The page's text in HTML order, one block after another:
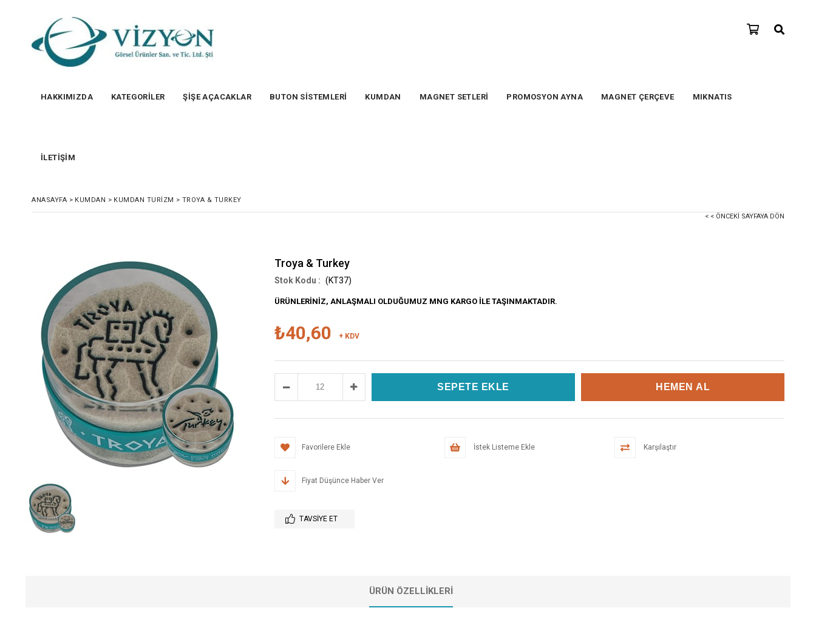
HAKKIMIZDA KATEGORİLER ŞİŞE AÇACAKLAR BUTON SİSTEMLERİ KUMDAN MAGNET SETLERİ PROMOSYON AYNA MAGNET ÇERÇEVE MIKNATIS
İLETİŞİM
ANASAYFA > KUMDAN > KUMDAN TURIZM > TROYA & TURKEY
< < ÖNCEKI SAYFAYA DÖN
Troya & Turkey
(KT37)
ÜRÜNLERİNİZ, ANLAŞMALI OLDUĞUMUZ MNG KARGO İLE TAŞINMAKTADIR.
₺40,60 + KDV
Favorilere Ekle İstek Listeme Ekle Karşılaştır
Fiyat Düşünce Haber Ver
TAVSIYE ET
ÜRÜN ÖZELLIKLERI